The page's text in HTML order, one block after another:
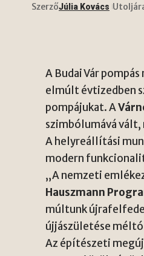
SzerzőJúlia Kovács
A Budai Vár
elmúlt évtizedben
pompájukat. A
szimbólumává
A helyreállítási
modern
„A nemzeti
Hauszmann
múltunk
újjászületése
Az építészeti